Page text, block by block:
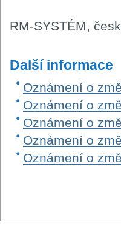
RM-SYSTÉM,
Další informace
Oznámení o
Oznámení o
Oznámení o
Oznámení o
Oznámení o